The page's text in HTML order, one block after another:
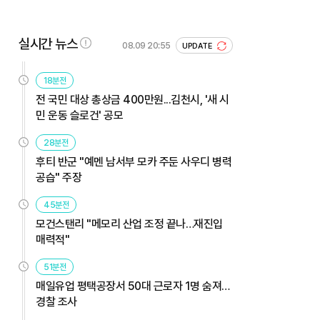
실시간 뉴스 08.09 20:55 UPDATE
18분전
전 국민 대상 총상금 400만원...김천시, '새 시
민 운동 슬로건' 공모
28분전
후티 반군 "예멘 남서부 모카 주둔 사우디 병력
공습" 주장
45분전
모건스탠리 "메모리 산업 조정 끝나…재진입
매력적"
51분전
매일유업 평택공장서 50대 근로자 1명 숨져…
경찰 조사